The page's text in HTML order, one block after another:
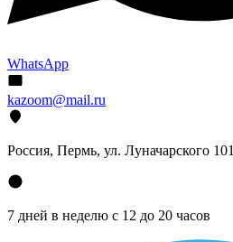
WhatsApp
kazoom@mail.ru
Россия, Пермь, ул. Луначарского 101
7 дней в неделю с 12 до 20 часов